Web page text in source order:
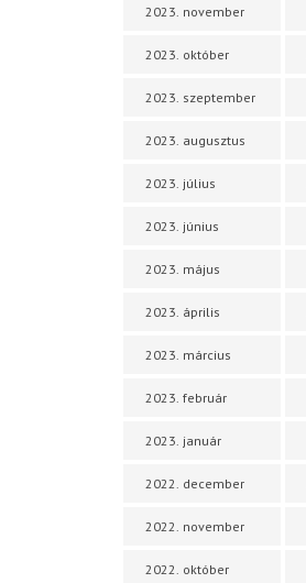
2023. november
2023. október
2023. szeptember
2023. augusztus
2023. július
2023. június
2023. május
2023. április
2023. március
2023. február
2023. január
2022. december
2022. november
2022. október